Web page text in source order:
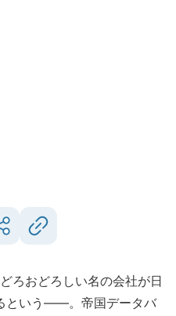
ろおどろしい名の会社が日
という――。帝国データバ